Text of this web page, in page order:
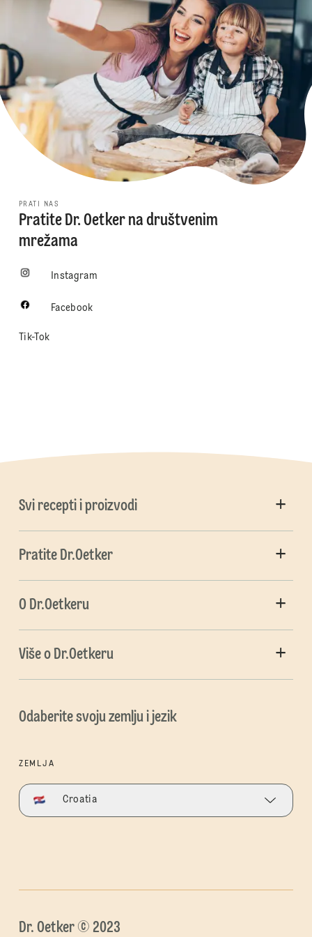
PRATI NAS
Pratite Dr. Oetker na društvenim
mrežama
Instagram
Facebook
Tik-Tok
Svi recepti i proizvodi
Pratite Dr.Oetker
O Dr.Oetkeru
Više o Dr.Oetkeru
Odaberite svoju zemlju i jezik
ZEMLJA
Croatia
Dr. Oetker © 2023